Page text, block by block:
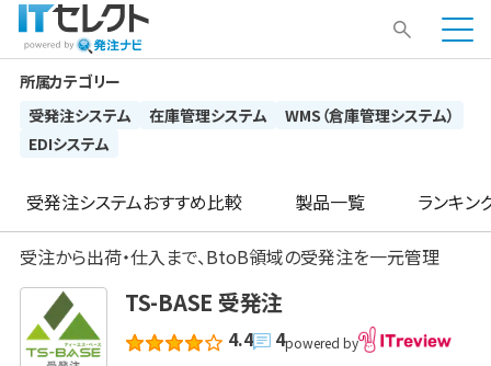
所属カテゴリー
受発注システム
在庫管理システム
WMS（倉庫管理システム）
EDIシステム
受発注システムおすすめ比較 製品一覧 ランキン
受注から出荷・仕入まで、BtoB領域の受発注を一元管理
TS-BASE 受発注
4.4 4powered by